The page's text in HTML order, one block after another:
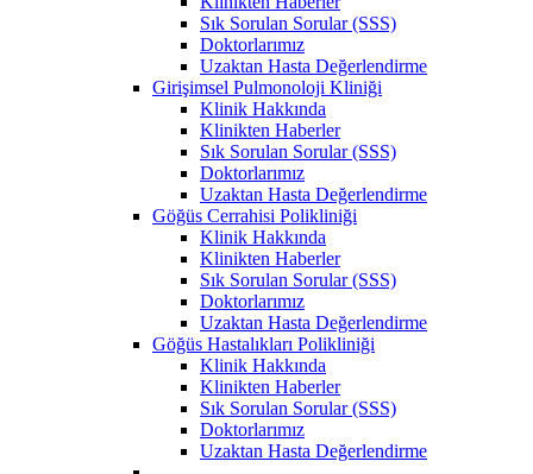
Sık Sorulan Sorular (SSS)
Doktorlarımız
Uzaktan Hasta Değerlendirme
Girişimsel Pulmonoloji Kliniği
Klinik Hakkında
Klinikten Haberler
Sık Sorulan Sorular (SSS)
Doktorlarımız
Uzaktan Hasta Değerlendirme
Göğüs Cerrahisi Polikliniği
Klinik Hakkında
Klinikten Haberler
Sık Sorulan Sorular (SSS)
Doktorlarımız
Uzaktan Hasta Değerlendirme
Göğüs Hastalıkları Polikliniği
Klinik Hakkında
Klinikten Haberler
Sık Sorulan Sorular (SSS)
Doktorlarımız
Uzaktan Hasta Değerlendirme